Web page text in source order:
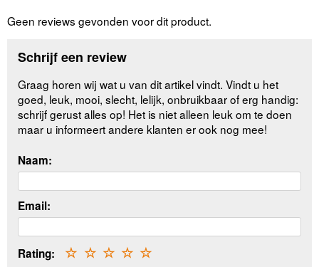
Geen reviews gevonden voor dit product.
Schrijf een review
Graag horen wij wat u van dit artikel vindt. Vindt u het
goed, leuk, mooi, slecht, lelijk, onbruikbaar of erg handig:
schrijf gerust alles op! Het is niet alleen leuk om te doen
maar u informeert andere klanten er ook nog mee!
Naam:
Email:
Rating: ☆
☆
☆
☆
☆